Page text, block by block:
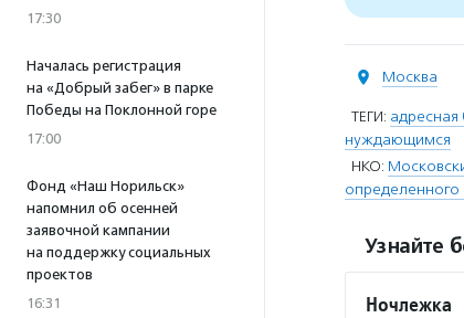
17:30
Началась регистрация
на «Добрый забег» в парке
Победы на Поклонной горе
17:00
Фонд «Наш Норильск»
напомнил об осенней
заявочной кампании
на поддержку социальных
проектов
16:31
Москва
ТЕГИ: адресная
нуждающимся
НКО:
определенного
Узнайте
Ночлежка